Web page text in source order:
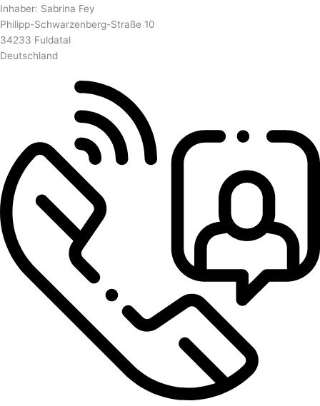
Inhaber: Sabrina Fey
Philipp-Schwarzenberg-Straße 10
34233 Fuldatal
Deutschland